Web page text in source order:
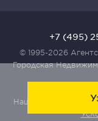
© 1995-2026
Городская
Наш сайт защищен с
+7 (495)